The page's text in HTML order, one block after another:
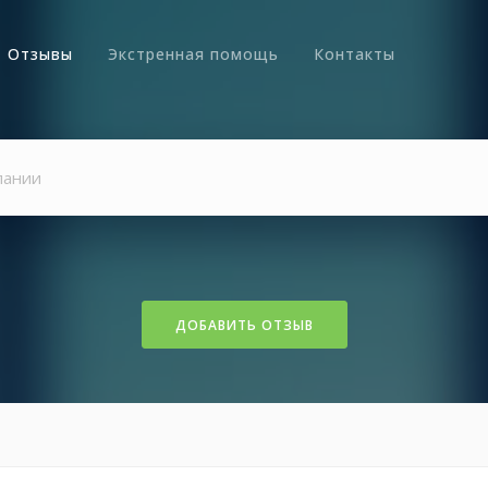
Отзывы Экстренная помощь Контакты
ДОБАВИТЬ ОТЗЫВ